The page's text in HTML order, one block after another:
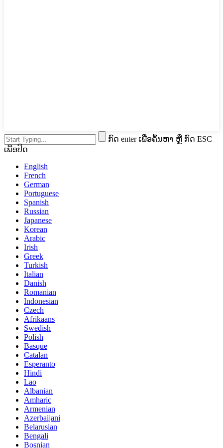
ກົດ enter ເພື່ອຄົ້ນຫາ ຫຼື ກົດ ESC
ເພື່ອປິດ
English
French
German
Portuguese
Spanish
Russian
Japanese
Korean
Arabic
Irish
Greek
Turkish
Italian
Danish
Romanian
Indonesian
Czech
Afrikaans
Swedish
Polish
Basque
Catalan
Esperanto
Hindi
Lao
Albanian
Amharic
Armenian
Azerbaijani
Belarusian
Bengali
Bosnian